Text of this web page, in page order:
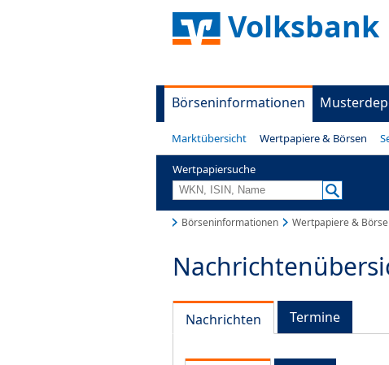
Volksbank
Börseninformationen
Marktübersicht Wertpapiere & Börsen
Wertpapiersuche
Börseninformationen Wertpapiere &
Nachrichten Termine